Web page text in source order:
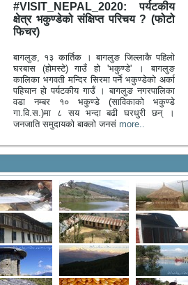
#VISIT_NEPAL_2020: पर्यटकीय
क्षेत्र भकुण्डेको संक्षिप्त परिचय ? (फोटो
फिचर)
बागलुङ, १३ कार्तिक । बागलुङ जिल्लाकै पहिलो
घरबास (होमस्टे) गाउँ हो 'भकुण्डे' । बागलुङ
कालिका भगवती मन्दिर सिरमा पर्ने भकुण्डेको अर्का
पहिचान हो पर्यटकीय गाउँ । बागलुङ नगरपालिका
वडा नम्बर १० भकुण्डे (साविकाको भकुण्डे
गा.वि.स.)मा ८ सय भन्दा बढी घरधुरी छन् ।
जनजाति समुदायको बाक्लो जनसं more..